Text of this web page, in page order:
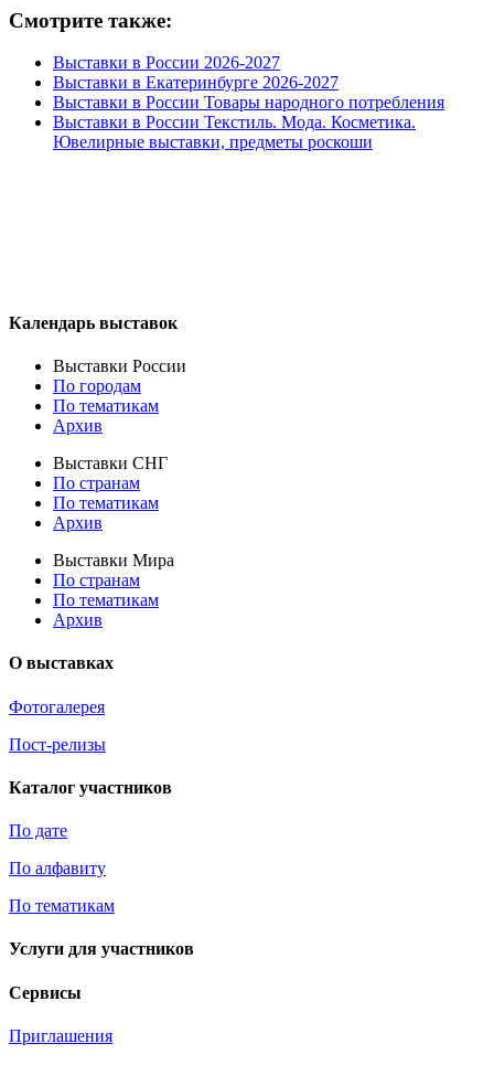
Смотрите также:
Выставки в России 2026-2027
Выставки в Екатеринбурге 2026-2027
Выставки в России Товары народного потребления
Выставки в России Текстиль. Мода. Косметика.
Ювелирные выставки, предметы роскоши
Календарь выставок
Выставки России
По городам
По тематикам
Архив
Выставки СНГ
По странам
По тематикам
Архив
Выставки Мира
По странам
По тематикам
Архив
О выставках
Фотогалерея
Пост-релизы
Каталог участников
По дате
По алфавиту
По тематикам
Услуги для участников
Сервисы
Приглашения